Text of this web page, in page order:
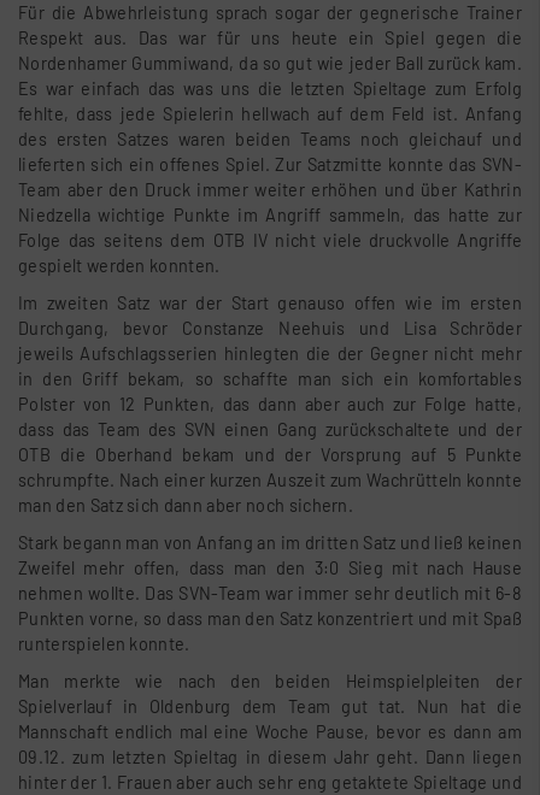
Für die Abwehrleistung sprach sogar der gegnerische Trainer
Respekt aus. Das war für uns heute ein Spiel gegen die
Nordenhamer Gummiwand, da so gut wie jeder Ball zurück kam.
Es war einfach das was uns die letzten Spieltage zum Erfolg
fehlte, dass jede Spielerin hellwach auf dem Feld ist. Anfang
des ersten Satzes waren beiden Teams noch gleichauf und
lieferten sich ein offenes Spiel. Zur Satzmitte konnte das SVN-
Team aber den Druck immer weiter erhöhen und über Kathrin
Niedzella wichtige Punkte im Angriff sammeln, das hatte zur
Folge das seitens dem OTB IV nicht viele druckvolle Angriffe
gespielt werden konnten.
Im zweiten Satz war der Start genauso offen wie im ersten
Durchgang, bevor Constanze Neehuis und Lisa Schröder
jeweils Aufschlagsserien hinlegten die der Gegner nicht mehr
in den Griff bekam, so schaffte man sich ein komfortables
Polster von 12 Punkten, das dann aber auch zur Folge hatte,
dass das Team des SVN einen Gang zurückschaltete und der
OTB die Oberhand bekam und der Vorsprung auf 5 Punkte
schrumpfte. Nach einer kurzen Auszeit zum Wachrütteln konnte
man den Satz sich dann aber noch sichern.
Stark begann man von Anfang an im dritten Satz und ließ keinen
Zweifel mehr offen, dass man den 3:0 Sieg mit nach Hause
nehmen wollte. Das SVN-Team war immer sehr deutlich mit 6-8
Punkten vorne, so dass man den Satz konzentriert und mit Spaß
runterspielen konnte.
Man merkte wie nach den beiden Heimspielpleiten der
Spielverlauf in Oldenburg dem Team gut tat. Nun hat die
Mannschaft endlich mal eine Woche Pause, bevor es dann am
09.12. zum letzten Spieltag in diesem Jahr geht. Dann liegen
hinter der 1. Frauen aber auch sehr eng getaktete Spieltage und